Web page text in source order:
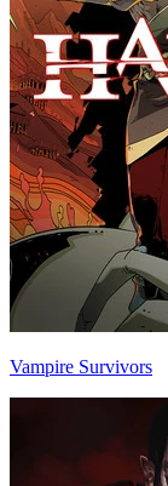
Vampire Survivors